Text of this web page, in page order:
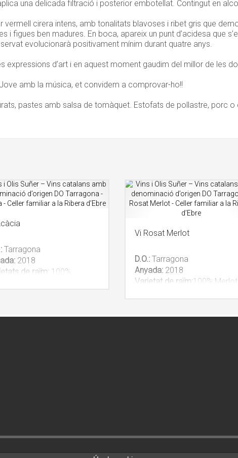
una delicada filtració i posterior embotellat. Contingut en
cirera intens, amb tonalitats blavoses i ribet gris que
i figues ben madures. En boca, apareix un punt d’acidesa que
evolucionarà positivament mínim durant quatre anys.
expressions d’art i en aquest moment gaudim del millor de les
amb la música, et convidem a comprovar-ho!!
pastes amb salsa de tomàquet. Estofats de pollastre, porc
Tarragona
2018
de raïm: 100%
INFORMATIVA:
Vi Rosat Merlot
D.O.: Tarragona
Anyada: 2018
Varietat de raïm: 100% Merlot
És possible comprar una